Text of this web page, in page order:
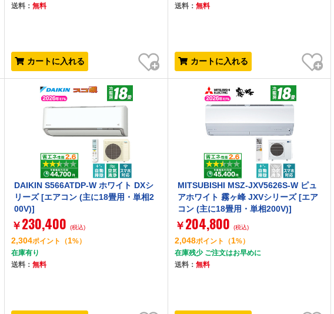
送料：無料
カートに入れる
お気に入り
送料： 無料
カートに入れる
お気に入り
DAIKIN S566ATDP-W ホワイト DXシ
リーズ [エアコン (主に18畳用・単相2
00V)]
￥ 230,400 (税込)
2,304ポイント （1%）
在庫有り
送料：無料
お気に入り
MITSUBISHI MSZ-JXV5626S-W ピュ
アホワイト 霧ヶ峰 JXVシリーズ [エア
コン (主に18畳用・単相200V)]
￥ 204,800 (税込)
2,048ポイント （1%）
在庫残少 ご注文はお早めに
送料： 無料
お気に入り